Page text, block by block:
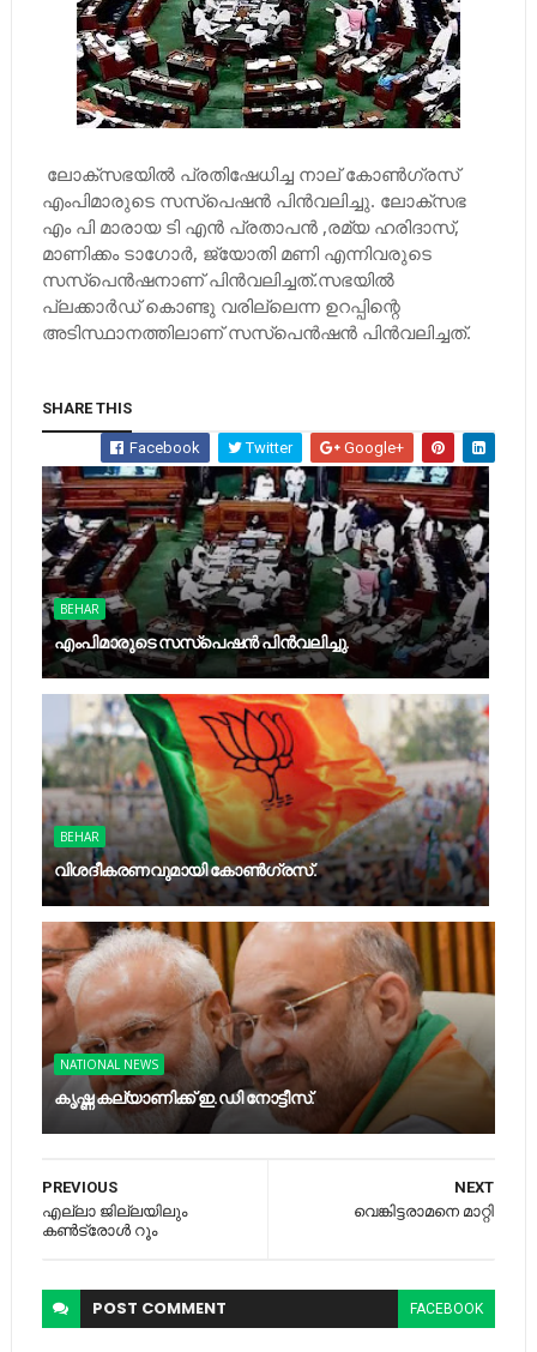
ലോക്‌സഭയില്‍ പ്രതിഷേധിച്ച നാല് കോണ്‍ഗ്രസ്
എംപിമാരുടെ സസ്‌പെഷന്‍ പിന്‍വലിച്ചു. ലോക്‌സഭ
എം പി മാരായ ടി എന്‍ പ്രതാപന്‍ ,രമ്യ ഹരിദാസ്,
മാണിക്കം ടാഗോര്‍, ജ്യോതി മണി എന്നിവരുടെ
സസ്‌പെന്‍ഷനാണ് പിന്‍വലിച്ചത്.സഭയില്‍
പ്ലക്കാര്‍ഡ് കൊണ്ടു വരില്ലെന്ന ഉറപ്പിന്റെ
അടിസ്ഥാനത്തിലാണ് സസ്‌പെന്‍ഷന്‍ പിന്‍വലിച്ചത്.
SHARE THIS
Facebook Twitter Google+
BEHAR
എംപിമാരുടെ സസ്‌പെഷന്‍ പിന്‍വലിച്ചു.
BEHAR
വിശദീകരണവുമായി കോണ്‍ഗ്രസ്.
NATIONAL NEWS
കൃഷ്ണ കല്യാണിക്ക് ഇ.ഡി നോട്ടീസ്.
NEXT
വെങ്കിട്ടരാമനെ മാറ്റി
PREVIOUS
എല്ലാ ജില്ലയിലും
കണ്‍ട്രോള്‍ റൂം
POST COMMENT FACEBOOK